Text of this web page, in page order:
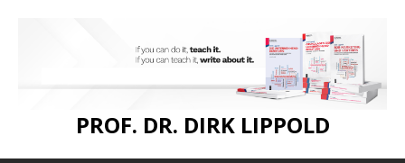
PROF. DR. DIRK LIPPOLD